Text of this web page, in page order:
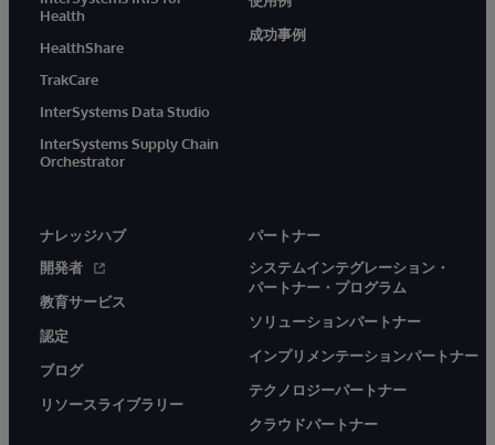
Health
HealthShare
TrakCare
InterSystems Data Studio
InterSystems Supply Chain
Orchestrator
成功事例
ナレッジハブ
開発者
教育サービス
認定
ブログ
リソースライブラリー
パートナー
システムインテグレーション・
パートナー・プログラム
ソリューションパートナー
インプリメンテーションパートナー
テクノロジーパートナー
クラウドパートナー